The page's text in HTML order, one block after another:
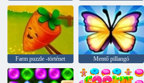
Farm puzzle -történet Mentő pillangó